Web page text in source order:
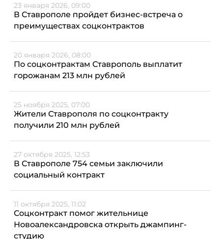
23 января 2026, 09:00
В Ставрополе пройдет бизнес-встреча о
преимуществах соцконтрактов
20 января 2026, 08:00
По соцконтрактам Ставрополь выплатит
горожанам 213 млн рублей
25 ноября 2025, 07:00
Жители Ставрополя по соцконтракту
получили 210 млн рублей
27 октября 2025, 12:53
В Ставрополе 754 семьи заключили
социальный контракт
11 октября 2025, 11:02
Соцконтракт помог жительнице
Новоалександровска открыть джампинг-
студию